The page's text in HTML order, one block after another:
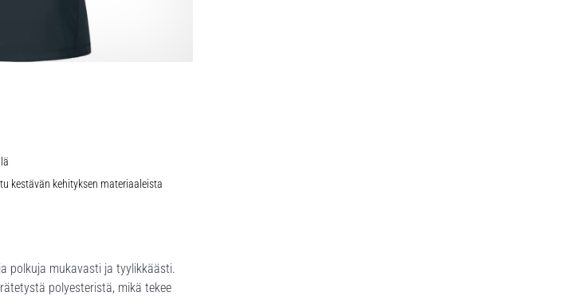
kestävän kehityksen materiaaleista
polkuja mukavasti ja tyylikkäästi.
polyesteristä, mikä tekee